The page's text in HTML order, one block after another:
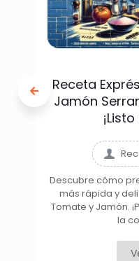
Receta
Jamón
Descubre cómo
más rápida y
Tomate y Jamón.
la